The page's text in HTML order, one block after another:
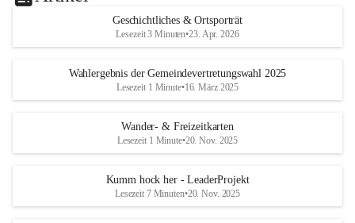
Geschichtliches & Ortsporträt
Lesezeit 3 Minuten•23. Apr. 2026
Wahlergebnis der Gemeindevertretungswahl 2025
Lesezeit 1 Minute•16. März 2025
Wander- & Freizeitkarten
Lesezeit 1 Minute•20. Nov. 2025
Kumm hock her - LeaderProjekt
Lesezeit 7 Minuten•20. Nov. 2025